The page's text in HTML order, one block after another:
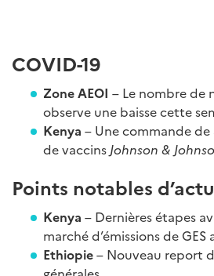
COVID-19
Zone AEOI – Le nombre de
observe une baisse cette
Kenya – Une commande
de vaccins Johnson &
Points notables
Kenya – Dernières étapes
marché d’émissions de GES
Ethiopie– Nouveau report